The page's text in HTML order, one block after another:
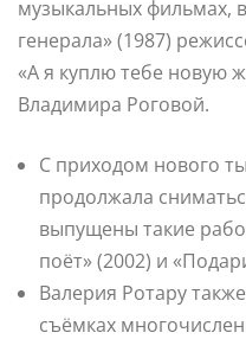
музыкальных фильмах,
генерала» (1987)
«А я куплю тебе новую
Владимира Роговой.
С приходом нового
продолжала
выпущены такие
поёт» (2002) и
Валерия Ротару
съёмках